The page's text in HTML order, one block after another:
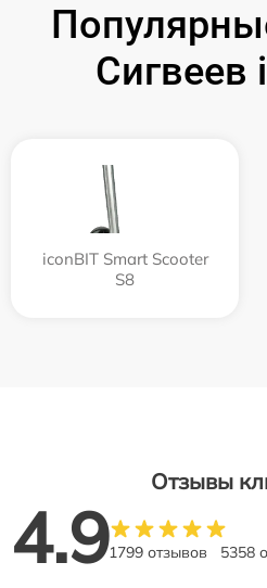
Сигвеев
iconBIT Smart Scooter
S8
Отзывы
4.91799 отзывов 5358